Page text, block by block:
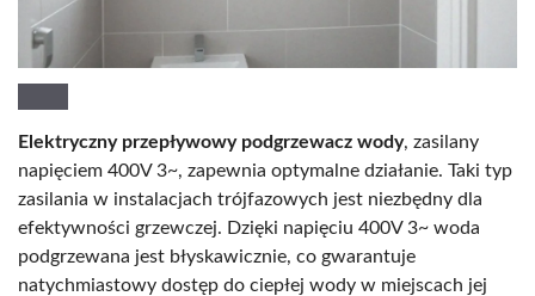
Elektryczny przepływowy podgrzewacz wody, zasilany
napięciem 400V 3~, zapewnia optymalne działanie. Taki typ
zasilania w instalacjach trójfazowych jest niezbędny dla
efektywności grzewczej. Dzięki napięciu 400V 3~ woda
podgrzewana jest błyskawicznie, co gwarantuje
natychmiastowy dostęp do ciepłej wody w miejscach jej